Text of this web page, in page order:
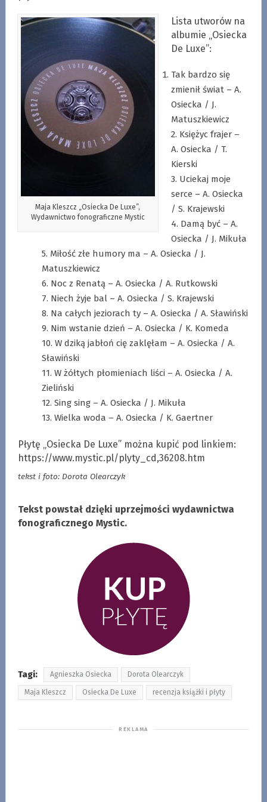
Maja Kleszcz „Osiecka De Luxe”,
Wydawnictwo fonograficzne Mystic
Lista utworów na
albumie „Osiecka
De Luxe”:
Tak bardzo się
zmienił świat – A.
Osiecka / J.
Matuszkiewicz
2. Księżyc frajer –
A. Osiecka / T.
Kierski
3. Uciekaj moje
serce – A. Osiecka
/ S. Krajewski
4. Damą być – A.
Osiecka / J. Mikuła
5. Miłość złe humory ma – A. Osiecka / J.
Matuszkiewicz
6. Noc z Renatą – A. Osiecka / A. Rutkowski
7. Niech żyje bal – A. Osiecka / S. Krajewski
8. Na całych jeziorach ty – A. Osiecka / A. Sławiński
9. Nim wstanie dzień – A. Osiecka / K. Komeda
10. W dziką jabłoń cię zaklęłam – A. Osiecka / A.
Sławiński
11. W żółtych płomieniach liści – A. Osiecka / A.
Zieliński
12. Sing sing – A. Osiecka / J. Mikuła
13. Wielka woda – A. Osiecka / K. Gaertner
Płytę „Osiecka De Luxe” można kupić pod linkiem:
https://www.mystic.pl/plyty_cd,36208.htm
tekst i foto: Dorota Olearczyk
Tekst powstał dzięki uprzejmości wydawnictwa
fonograficznego Mystic.
Tagi: Agnieszka Osiecka Dorota Olearczyk
Maja Kleszcz Osiecka De Luxe recenzja książki i płyty